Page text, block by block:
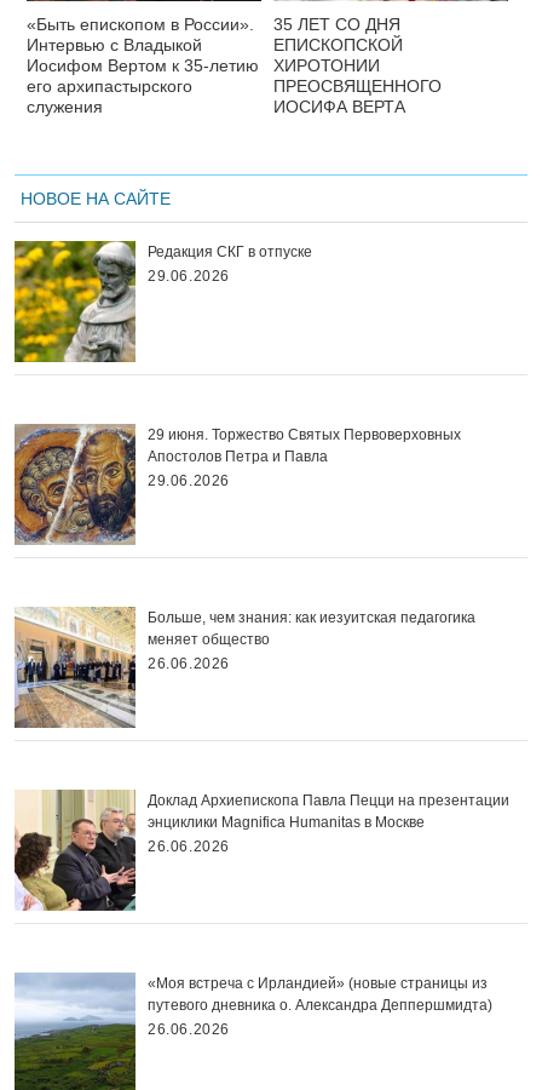
«Быть епископом в России».
Интервью с Владыкой
Иосифом Вертом к 35-летию
его архипастырского
служения
35 ЛЕТ СО ДНЯ
ЕПИСКОПСКОЙ
ХИРОТОНИИ
ПРЕОСВЯЩЕННОГО
ИОСИФА ВЕРТА
НОВОЕ НА САЙТЕ
Редакция СКГ в отпуске
29.06.2026
29 июня. Торжество Святых Первоверховных
Апостолов Петра и Павла
29.06.2026
Больше, чем знания: как иезуитская педагогика
меняет общество
26.06.2026
Доклад Архиепископа Павла Пецци на презентации
энциклики Magnifica Нumanitas в Москве
26.06.2026
«Моя встреча с Ирландией» (новые страницы из
путевого дневника о. Александра Деппершмидта)
26.06.2026